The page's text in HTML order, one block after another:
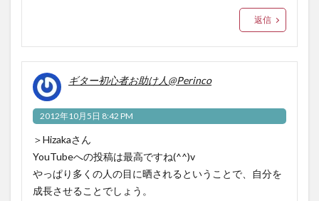
返信
ギター初心者お助け人@Perinco
2012年10月5日 8:42 PM
＞Hizakaさん
YouTubeへの投稿は最高ですね(^^)v
やっぱり多くの人の目に晒されるということで、自分を
成長させることでしょう。